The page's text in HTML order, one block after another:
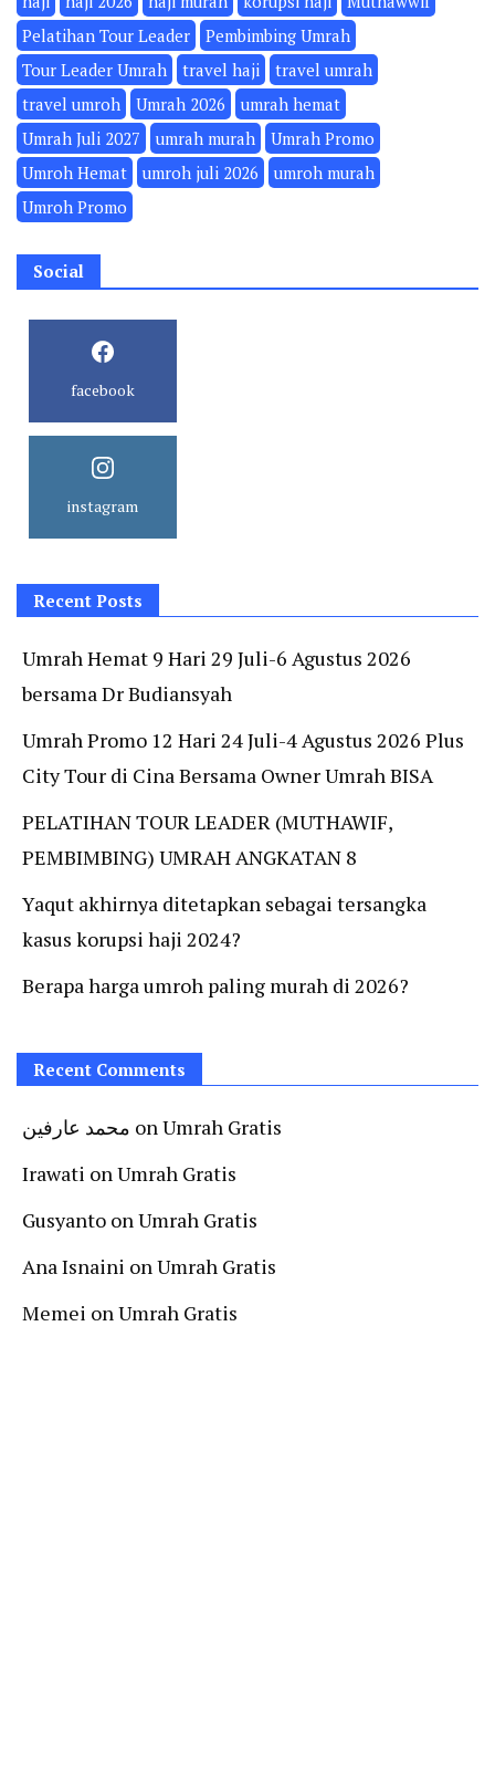
Pelatihan Tour Leader
Pembimbing Umrah
Tour Leader Umrah
travel haji
travel umrah
travel umroh
Umrah 2026
umrah hemat
Umrah Juli 2027
umrah murah
Umrah Promo
Umroh Hemat
umroh juli 2026
umroh murah
Umroh Promo
Social
facebook
instagram
Recent Posts
Umrah Hemat 9 Hari 29 Juli-6 Agustus 2026
bersama Dr Budiansyah
Umrah Promo 12 Hari 24 Juli-4 Agustus 2026 Plus
City Tour di Cina Bersama Owner Umrah BISA
PELATIHAN TOUR LEADER (MUTHAWIF,
PEMBIMBING) UMRAH ANGKATAN 8
Yaqut akhirnya ditetapkan sebagai tersangka
kasus korupsi haji 2024?
Berapa harga umroh paling murah di 2026?
Recent Comments
محمد عارفين onUmrah Gratis
Irawati onUmrah Gratis
Gusyanto onUmrah Gratis
Ana Isnaini onUmrah Gratis
Memei onUmrah Gratis